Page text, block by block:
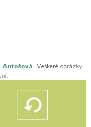
Antošová. Veškeré obrázky